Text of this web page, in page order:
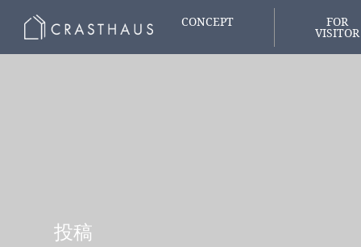
CONCEPT
FOR
VISITOR
はじめての
投稿